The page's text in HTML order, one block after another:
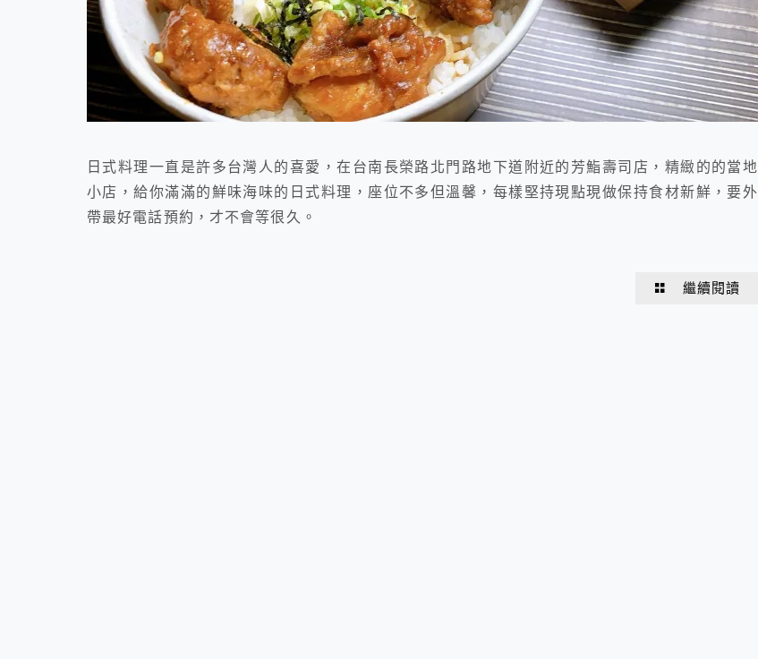
日式料理一直是許多台灣人的喜愛，在台南長榮路北門路地下道附近的芳鮨壽司店，精緻的的當地
小店，給你滿滿的鮮味海味的日式料理，座位不多但溫馨，每樣堅持現點現做保持食材新鮮，要外
帶最好電話預約，才不會等很久。
繼續閱讀